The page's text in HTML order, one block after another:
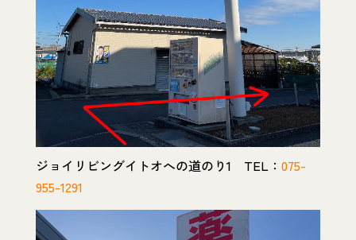
ジョイリビングイトオへの道のり1 TEL： 075-
955-1291